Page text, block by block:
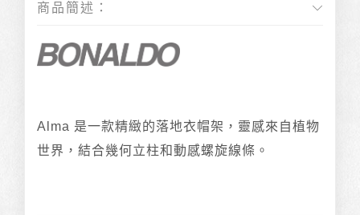
商品簡述：
Alma 是一款精緻的落地衣帽架，靈感來自植物
世界，結合幾何立柱和動感螺旋線條。